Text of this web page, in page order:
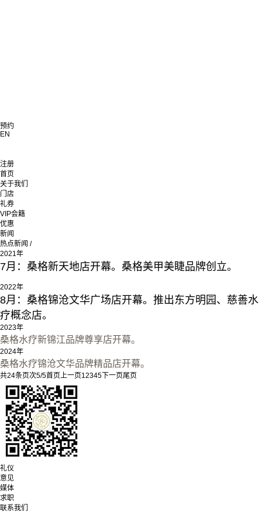
预约
EN
注册
首页
关于我们
门店
礼券
VIP会籍
优惠
新闻
热点新闻 /
2021年
7月：桑格新天地店开幕。桑格美甲美睫品牌创立。
2022年
8月：桑格锦沧文华广场店开幕。推出东方明园、慈善水
疗概念店。
2023年
桑格水疗新锦江品牌尊享店开幕。
2024年
桑格水疗锦沧文华品牌精品店开幕。
共24条页次5/5首页上一页12345 下一页尾页
礼仪
意见
媒体
求职
联系我们